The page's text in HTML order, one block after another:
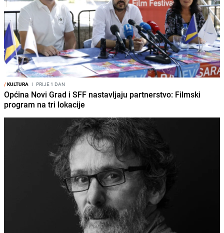
/KULTURA I PRIJE 1 DAN
Općina Novi Grad i SFF nastavljaju partnerstvo: Filmski
program na tri lokacije